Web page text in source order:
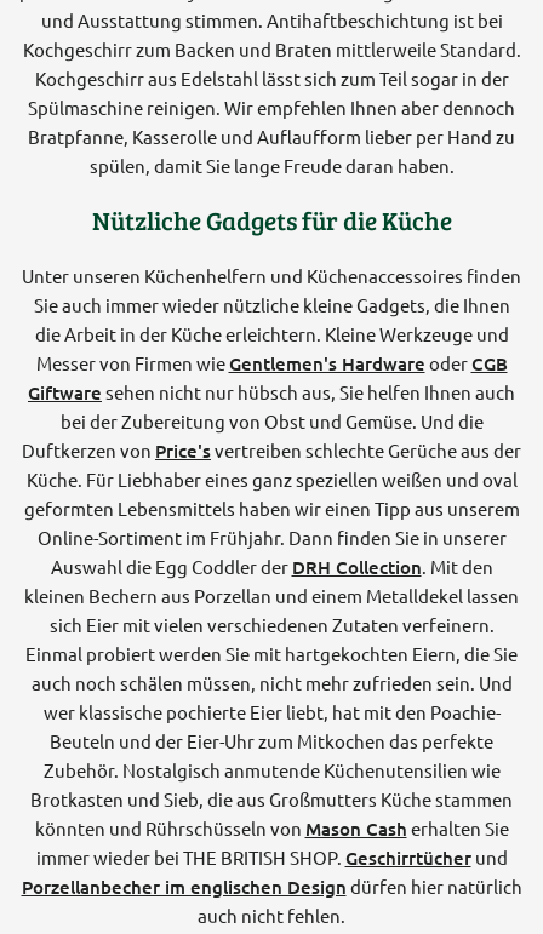
und Ausstattung stimmen. Antihaftbeschichtung ist bei
Kochgeschirr zum Backen und Braten mittlerweile Standard.
Kochgeschirr aus Edelstahl lässt sich zum Teil sogar in der
Spülmaschine reinigen. Wir empfehlen Ihnen aber dennoch
Bratpfanne, Kasserolle und Auflaufform lieber per Hand zu
spülen, damit Sie lange Freude daran haben.
Nützliche Gadgets für die Küche
Unter unseren Küchenhelfern und Küchenaccessoires finden
Sie auch immer wieder nützliche kleine Gadgets, die Ihnen
die Arbeit in der Küche erleichtern. Kleine Werkzeuge und
Messer von Firmen wieGentlemen's Hardware oder CGB
Giftware sehen nicht nur hübsch aus, Sie helfen Ihnen auch
bei der Zubereitung von Obst und Gemüse. Und die
Duftkerzen von Price'svertreiben schlechte Gerüche aus der
Küche. Für Liebhaber eines ganz speziellen weißen und oval
geformten Lebensmittels haben wir einen Tipp aus unserem
Online-Sortiment im Frühjahr. Dann finden Sie in unserer
Auswahl die Egg Coddler der DRH Collection. Mit den
kleinen Bechern aus Porzellan und einem Metalldekel lassen
sich Eier mit vielen verschiedenen Zutaten verfeinern.
Einmal probiert werden Sie mit hartgekochten Eiern, die Sie
auch noch schälen müssen, nicht mehr zufrieden sein. Und
wer klassische pochierte Eier liebt, hat mit den Poachie-
Beuteln und der Eier-Uhr zum Mitkochen das perfekte
Zubehör. Nostalgisch anmutende Küchenutensilien wie
Brotkasten und Sieb, die aus Großmutters Küche stammen
könnten und Rührschüsseln von Mason Cash erhalten Sie
immer wieder bei THE BRITISH SHOP. Geschirrtücherund
Porzellanbecher im englischen Design dürfen hier natürlich
auch nicht fehlen.